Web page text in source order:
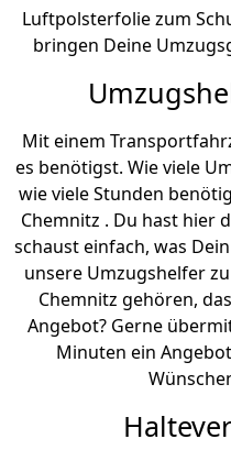
Luftpolsterfolie zum
bringen Deine
Mit einem
es benötigst. Wie viele
wie viele Stunden
Chemnitz . Du hast hier
schaust einfach, was
unsere Umzugshelfer
Chemnitz gehören,
Angebot? Gerne
Minuten ein